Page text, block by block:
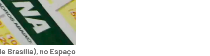
Brasília), no Espaço